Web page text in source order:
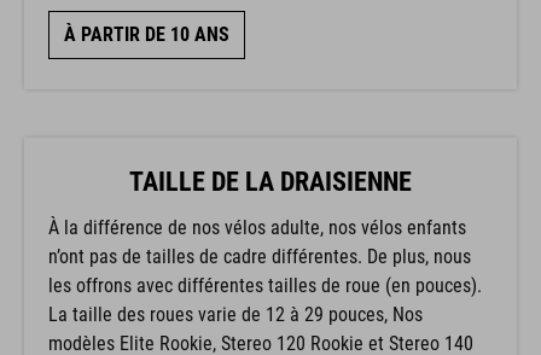
À PARTIR DE 10 ANS
TAILLE DE LA DRAISIENNE
À la différence de nos vélos adulte, nos vélos enfants
n’ont pas de tailles de cadre différentes. De plus, nous
les offrons avec différentes tailles de roue (en pouces).
La taille des roues varie de 12 à 29 pouces, Nos
modèles Elite Rookie, Stereo 120 Rookie et Stereo 140